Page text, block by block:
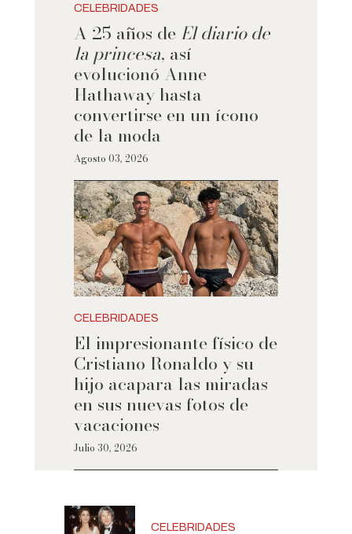
CELEBRIDADES
A 25 años de El diario de
la princesa, así
evolucionó Anne
Hathaway hasta
convertirse en un ícono
de la moda
Agosto 03, 2026
CELEBRIDADES
El impresionante físico de
Cristiano Ronaldo y su
hijo acapara las miradas
en sus nuevas fotos de
vacaciones
Julio 30, 2026
CELEBRIDADES